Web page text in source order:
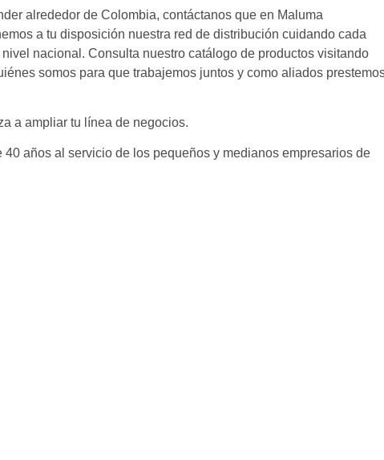
alrededor de Colombia, contáctanos que en Maluma
a tu disposición nuestra red de distribución cuidando cada
nacional. Consulta nuestro catálogo de productos visitando
somos para que trabajemos juntos y como aliados
a ampliar tu línea de negocios.
años al servicio de los pequeños y medianos empresarios de